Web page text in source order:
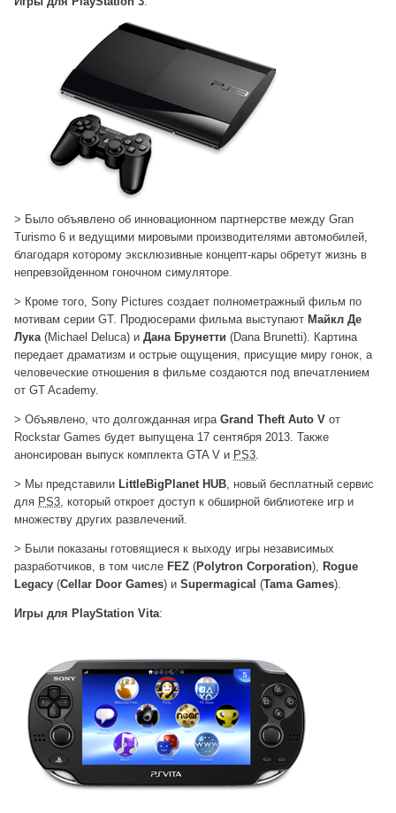
> Было объявлено об инновационном партнерстве между Gran
Turismo 6 и ведущими мировыми производителями автомобилей,
благодаря которому эксклюзивные концепт-кары обретут жизнь в
непревзойденном гоночном симуляторе.
> Кроме того, Sony Pictures создает полнометражный фильм по
мотивам серии GT. Продюсерами фильма выступают Майкл Де
Лука (Michael Deluca) и Дана Брунетти (Dana Brunetti). Картина
передает драматизм и острые ощущения, присущие миру гонок, а
человеческие отношения в фильме создаются под впечатлением
от GT Academy.
> Объявлено, что долгожданная игра Grand Theft Auto V от
Rockstar Games будет выпущена 17 сентября 2013. Также
анонсирован выпуск комплекта GTA V и PS3
> Мы представили LittleBigPlanet HUB , новый бесплатный сервис
для PS3 , который откроет доступ к обширной библиотеке игр и
множеству других развлечений.
> Были показаны готовящиеся к выходу игры независимых
разработчиков, в том числе FEZ (Polytron Corporation),
Rogue
Legacy (Cellar Door Games) и Supermagical (Tama Games).
Игры для PlayStation Vita: